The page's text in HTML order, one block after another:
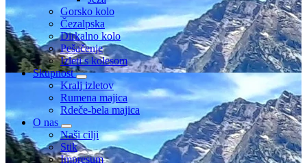
Gorsko kolo
Čezalpska
Dirkalno kolo
Pešačenje
Izleti s kolesom
Skupnost
Kralj izletov
Rumena majica
Rdeče-bela majica
O nas
Naši cilji
Stik
Impresum